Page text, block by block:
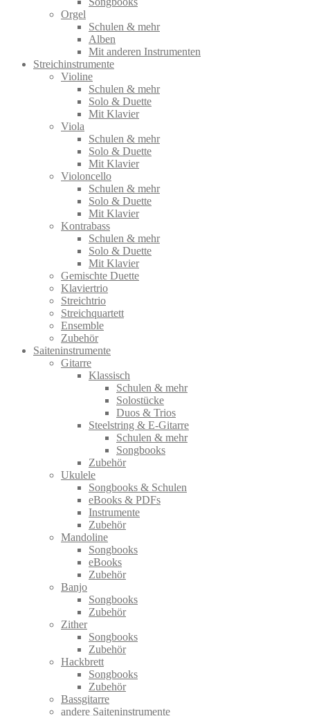
Orgel
Schulen & mehr
Alben
Mit anderen Instrumenten
Streichinstrumente
Violine
Schulen & mehr
Solo & Duette
Mit Klavier
Viola
Schulen & mehr
Solo & Duette
Mit Klavier
Violoncello
Schulen & mehr
Solo & Duette
Mit Klavier
Kontrabass
Schulen & mehr
Solo & Duette
Mit Klavier
Gemischte Duette
Klaviertrio
Streichtrio
Streichquartett
Ensemble
Zubehör
Saiteninstrumente
Gitarre
Klassisch
Schulen & mehr
Solostücke
Duos & Trios
Steelstring & E-Gitarre
Schulen & mehr
Songbooks
Zubehör
Ukulele
Songbooks & Schulen
eBooks & PDFs
Instrumente
Zubehör
Mandoline
Songbooks
eBooks
Zubehör
Banjo
Songbooks
Zubehör
Zither
Songbooks
Zubehör
Hackbrett
Songbooks
Zubehör
Bassgitarre
andere Saiteninstrumente